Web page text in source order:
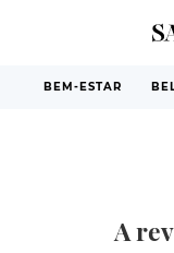
BEM-ESTAR
A